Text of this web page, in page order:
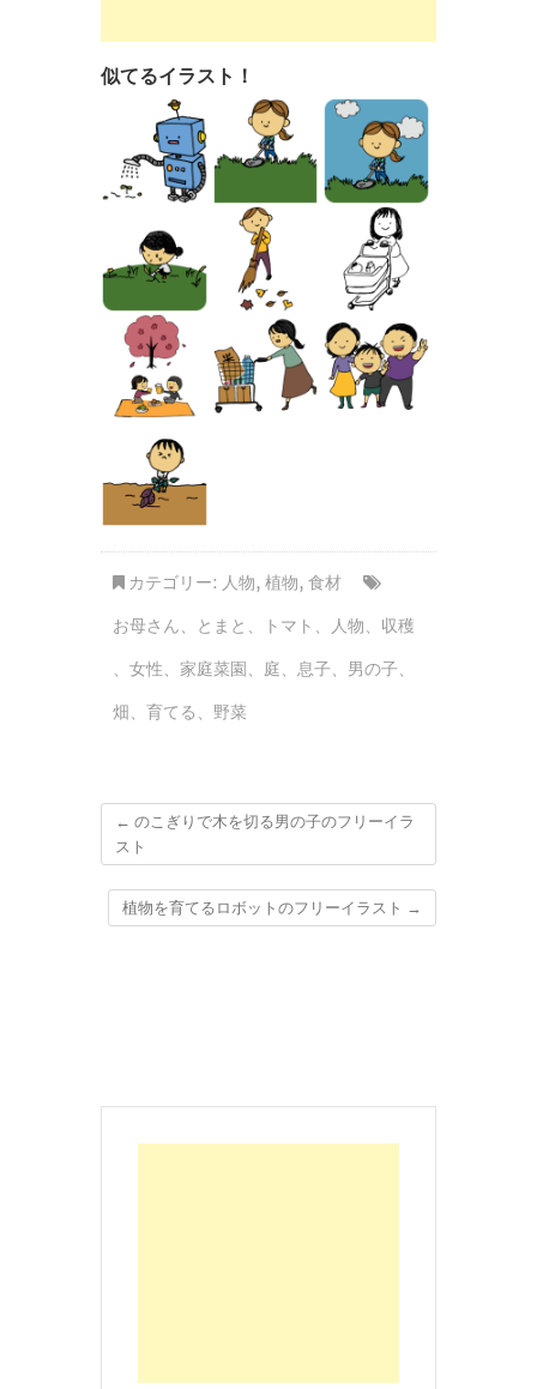
似てるイラスト！
カテゴリー: 人物, 植物, 食材
お母さん、 とまと 、 トマト 、 人物、 収穫
、 女性、 家庭菜園、 庭、 息子、 男の子、
畑、 育てる 、 野菜
← のこぎりで木を切る男の子のフリーイラ
スト
植物を育てるロボットのフリーイラスト →